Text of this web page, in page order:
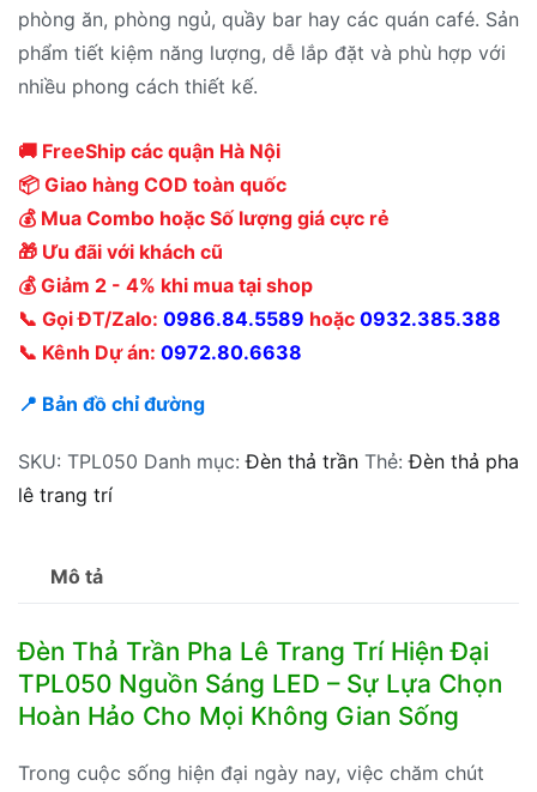
phòng ăn, phòng ngủ, quầy bar hay các quán café. Sản
phẩm tiết kiệm năng lượng, dễ lắp đặt và phù hợp với
nhiều phong cách thiết kế.
🚚 FreeShip các quận Hà Nội
📦 Giao hàng COD toàn quốc
💰 Mua Combo hoặc Số lượng giá cực rẻ
🎁 Ưu đãi với khách cũ
💰 Giảm 2 - 4% khi mua tại shop
📞 Gọi ĐT/Zalo: 0986.84.5589 hoặc 0932.385.388
📞 Kênh Dự án: 0972.80.6638
📍 Bản đồ chỉ đường
SKU: TPL050 Danh mục:Đèn thả trần Thẻ:Đèn thả pha
lê trang trí
Mô tả
Đèn Thả Trần Pha Lê Trang Trí Hiện Đại
TPL050 Nguồn Sáng LED – Sự Lựa Chọn
Hoàn Hảo Cho Mọi Không Gian Sống
Trong cuộc sống hiện đại ngày nay, việc chăm chút